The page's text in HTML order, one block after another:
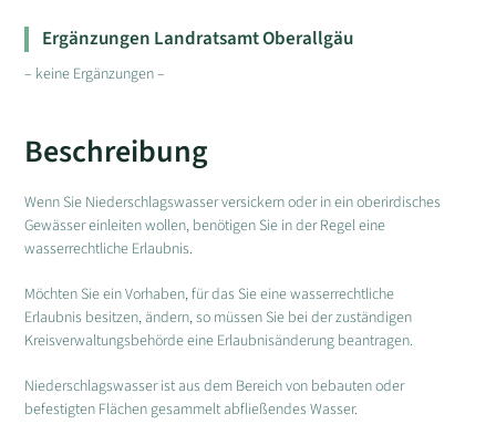
Ergänzungen Landratsamt Oberallgäu
– keine Ergänzungen –
Beschreibung
Wenn Sie Niederschlagswasser versickern oder in ein oberirdisches
Gewässer einleiten wollen, benötigen Sie in der Regel eine
wasserrechtliche Erlaubnis.
Möchten Sie ein Vorhaben, für das Sie eine wasserrechtliche
Erlaubnis besitzen, ändern, so müssen Sie bei der zuständigen
Kreisverwaltungsbehörde eine Erlaubnisänderung beantragen.
Niederschlagswasser ist aus dem Bereich von bebauten oder
befestigten Flächen gesammelt abfließendes Wasser.